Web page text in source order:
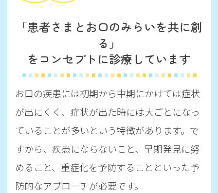
「患者さまとお口のみらいを共に創
る」
を コンセプトに診療しています
お口の疾患には初期から中期にかけては症状
が出にくく、症状が出た時には大ごとになっ
ていることが多いという特徴があります。で
すから、疾患にならないこと、早期発見に努
めること、重症化を予防することといった予
防的なアプローチが必要です。